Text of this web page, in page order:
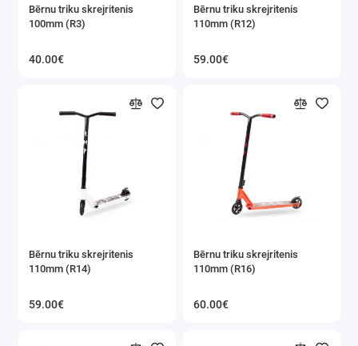
Bērnu triku skrejritenis
100mm (R3)
40.00€
Bērnu triku skrejritenis
110mm (R12)
59.00€
Bērnu triku skrejritenis
110mm (R14)
59.00€
Bērnu triku skrejritenis
110mm (R16)
60.00€